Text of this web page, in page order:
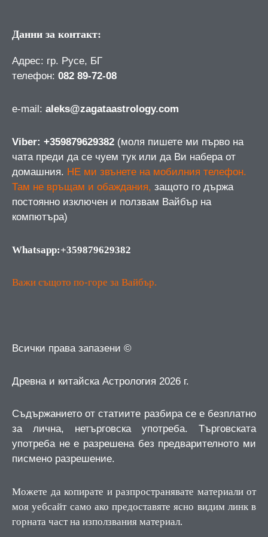
Данни за контакт:
Адрес: гр. Русе, БГ
телефон: 082 89-72-08
е-mail: aleks@zagataastrology.com
Viber: +359879629382 (моля пишете ми първо на
чата преди да се чуем тук или да Ви набера от
домашния. НЕ ми звънете на мобилния телефон.
Там не връщам и обаждания, защото го държа
постоянно изключен и ползвам Вайбър на
компютъра)
Whatsapp:+359879629382
Важи същото по-горе за Вайбър.
Всички права запазени ©
Древна и китайска Астрология 2026 г.
Съдържанието от статиите разбира се е безплатно
за лична, нетърговска употреба.
Търговската
употреба не е разрешена без предварителното ми
писмено разрешение.
Можете да копирате и разпространявате материали от
моя уебсайт само ако предоставяте ясно видим линк в
горната част на използвания материал.